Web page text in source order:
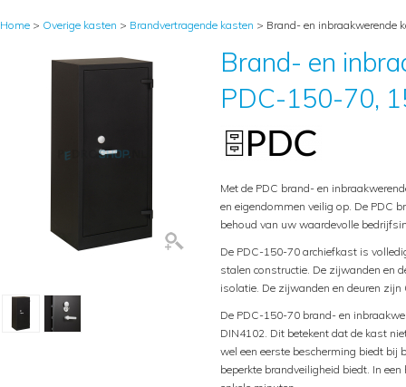
Home > Overige kasten > Brandvertragende kasten > Brand- en inbraakwerende
Brand- en
PDC-150-70,
Met de PDC brand- en
en eigendommen veilig op. De PDC
behoud van uw waardevolle
De PDC-150-70 archiefkast is
stalen constructie. De zijwanden en
isolatie. De zijwanden en deuren zijn
De PDC-150-70 brand- en
DIN4102. Dit betekent dat de kast
wel een eerste bescherming biedt bij
beperkte brandveiligheid biedt. In